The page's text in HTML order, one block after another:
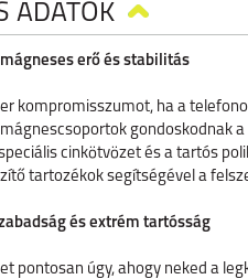
ADATOK
erő és stabilitás
kompromisszumot, ha a
gondoskodnak
cinkötvözet és a tartós
tartozékok segítségével a
és extrém tartósság
pontosan úgy, ahogy neked a